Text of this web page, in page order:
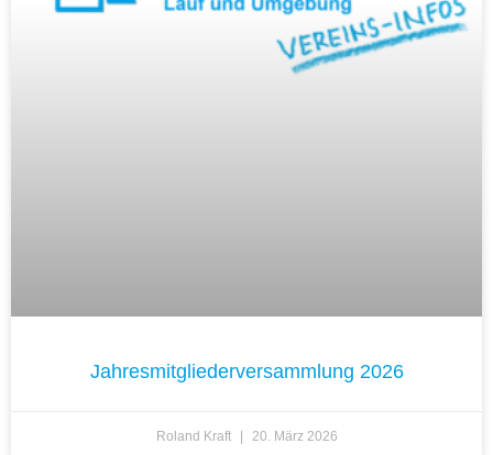
Jahresmitgliederversammlung 2026
Roland Kraft 20. März 2026